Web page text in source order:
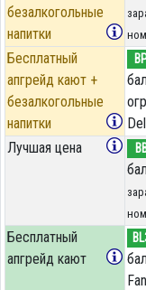
безалкогольные
напитки
Бесплатный
апгрейд кают +
безалкогольные
напитки
Лучшая цена
Бесплатный
апгрейд кают